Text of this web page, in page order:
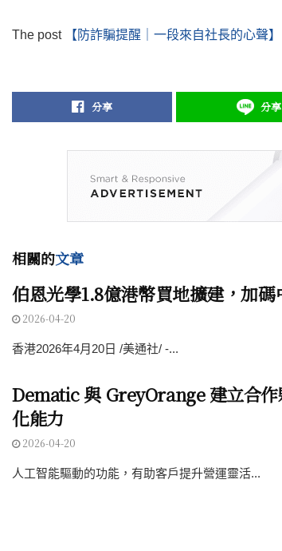
The post 【防詐騙提醒｜一段來自社長的心聲】
分享 分享
相關的文章
伯恩光學1.8億港幣買地擴建，加
2026-04-20
香港2026年4月20日 /美通社/ -...
Dematic 與 GreyOrange 建立合
化能力
2026-04-20
人工智能驅動的功能，有助客戶提升營運靈活...